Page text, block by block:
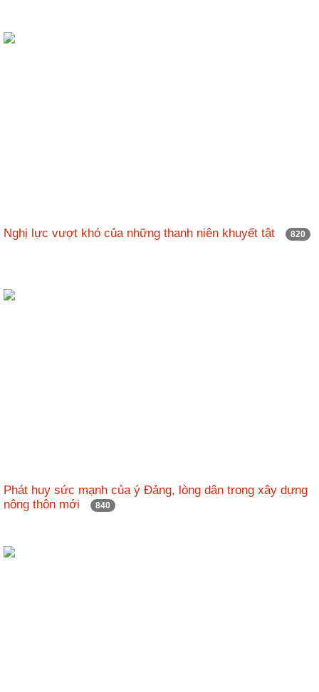
Nghị lực vượt khó của những thanh niên khuyết tật 820
Phát huy sức mạnh của ý Đảng, lòng dân trong xây dựng
nông thôn mới
840